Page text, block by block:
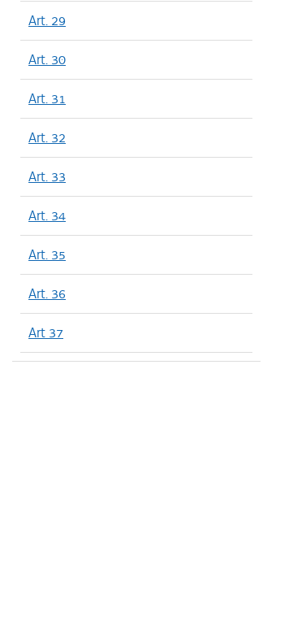
Art. 29
Art. 30
Art. 31
Art. 32
Art. 33
Art. 34
Art. 35
Art. 36
Art 37